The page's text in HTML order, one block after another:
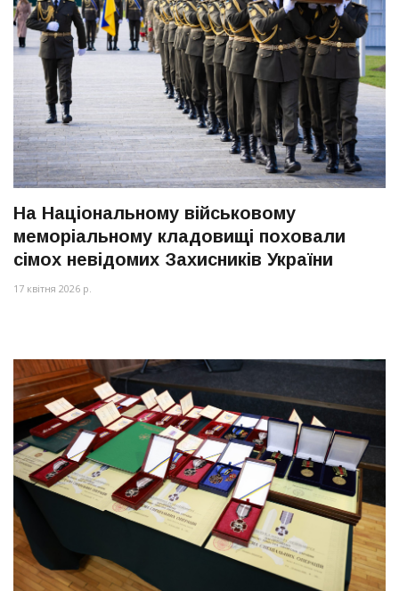
На Національному військовому
меморіальному кладовищі поховали
сімох невідомих Захисників України
17 квітня 2026 р.